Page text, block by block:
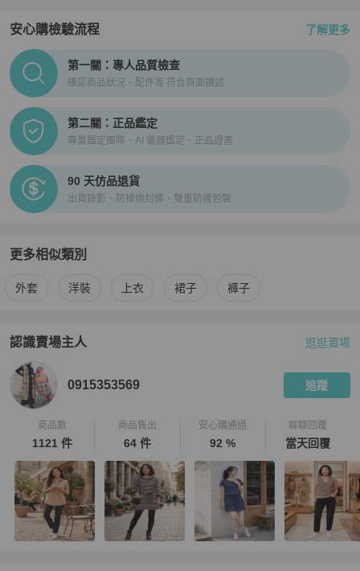
安心購檢驗流程 了解更多
PopChill拍拍圈正品驗證、安心購檢驗流程介紹
第一關：專人品質檢查
確認商品狀況、配件等 符合頁面描述
第二關：正品鑑定
專業鑑定團隊、AI 儀器鑑定、正品證書
90 天仿品退貨
出貨錄影、防掉換封條、雙重防護包裝
更多相似類別
更多 BURBERRY 相似商品推薦
外套 洋裝 上衣 裙子 褲子
認識賣場主人
PopChill 拍拍圈嚴選賣家
逛逛賣場
0915353569 追蹤
商品數
1121 件
商品售出
64 件
安心購通過
92 %
聊聊回覆
當天回覆